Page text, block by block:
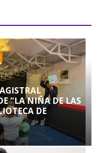
“LA NIÑA DE LAS
DE